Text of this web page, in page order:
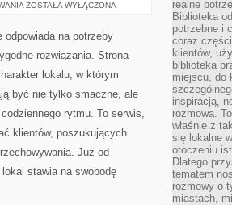
ZERO-
KUCHNI
ZOSTAŁA WYŁĄCZONA
na potrzeby
rozwiązania. Strona
lokalu, w którym
być nie tylko smaczne, ale
rytmu. To serwis,
klientów, poszukujących
Już od
stawia na swobodę
realne
Biblioteka
potrzebne i
coraz
klientów,
biblioteka
miejscu, do
inspiracją,
rozmową.
właśnie z
się lokalne
otoczeniu
Dlatego
tematem
rozmowy o
miastach,